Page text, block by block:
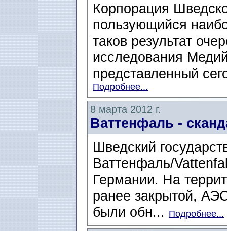
Корпорация
пользующийся
таков результат
исследования
представленный
Подробнее...
8 марта 2012 г.
Ваттенфаль -
Шведский
Ваттенфаль/
Германии. На
ранее закрытой,
были обн... Подробнее...